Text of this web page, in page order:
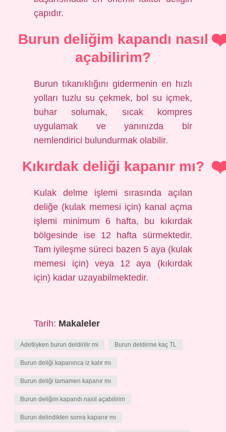
çapıdır.
Burun deliğim kapandı nasıl
açabilirim?
Burun tıkanıklığını gidermenin en hızlı
yolları tuzlu su çekmek, bol su içmek,
buhar solumak, sıcak kompres
uygulamak ve yanınızda bir
nemlendirici bulundurmak olabilir.
Kıkırdak deliği kapanır mı?
Kulak delme işlemi sırasında açılan
deliğe (kulak memesi için) kanal açma
işlemi minimum 6 hafta, bu kıkırdak
bölgesinde ise 12 hafta sürmektedir.
Tam iyileşme süreci bazen 5 aya (kulak
memesi için) veya 12 aya (kıkırdak
için) kadar uzayabilmektedir.
Tarih: Makaleler
Adetliyken burun deldirilir mi Burun deldirme kaç TL
Burun deliği kapanınca iz kalır mı
Burun deliği tamamen kapanır mı
Burun deliğim kapandı nasıl açabilirim
Burun delindikten sonra kapanır mı